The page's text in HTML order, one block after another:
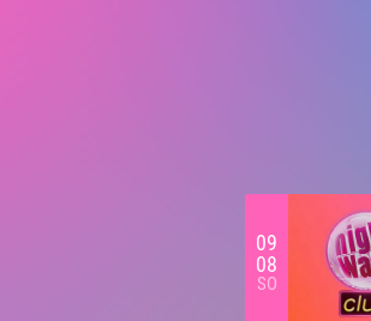
09
08
SO